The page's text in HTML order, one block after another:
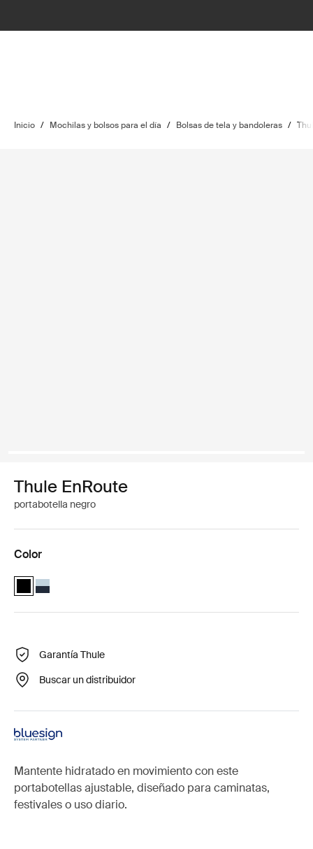
Inicio / Mochilas y bolsos para el día / Bolsas de tela y bandoleras /
Thule EnRoute
portabotella negro
Color
Thule EnRoute water bottle holder Negro (selected)
Thule EnRoute water bottle holder Azul suave/el azul más
Garantía Thule
Buscar un distribuidor
Mantente hidratado en movimiento con este
portabotellas ajustable, diseñado para caminatas,
festivales o uso diario.